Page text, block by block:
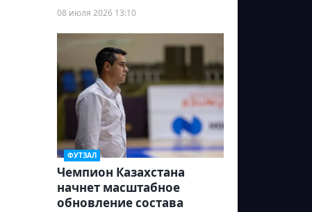
08 июля 2026 13:10
ФУТЗАЛ
Чемпион Казахстана
начнет масштабное
обновление состава